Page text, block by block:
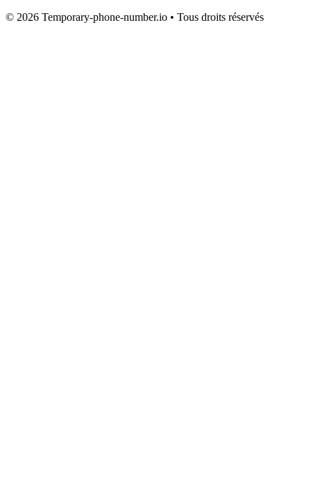
© 2026 Temporary-phone-number.io • Tous droits réservés